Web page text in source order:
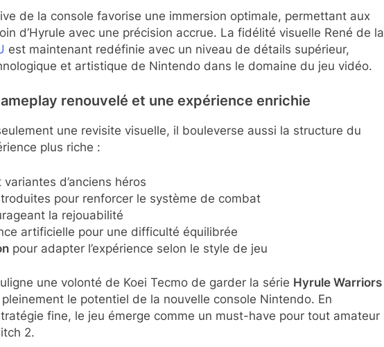
de la console favorise une immersion optimale, permettant aux
d’Hyrule avec une précision accrue. La fidélité visuelle René de la
est maintenant redéfinie avec un niveau de détails supérieur,
et artistique de Nintendo dans le domaine du jeu vidéo.
renouvelé et une expérience enrichie
une revisite visuelle, il bouleverse aussi la structure du
plus riche :
d’anciens héros
pour renforcer le système de combat
la rejouabilité
artificielle pour une difficulté équilibrée
pour adapter l’expérience selon le style de jeu
une volonté de Koei Tecmo de garder la série Hyrule Warriors
le potentiel de la nouvelle console Nintendo. En
fine, le jeu émerge comme un must-have pour tout amateur
2.